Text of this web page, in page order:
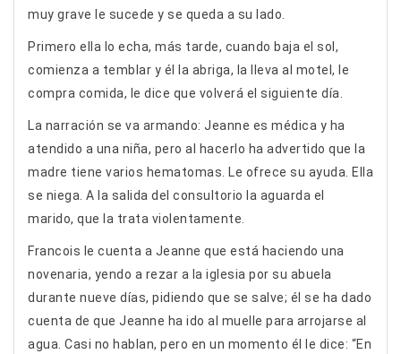
muy grave le sucede y se queda a su lado.
Primero ella lo echa, más tarde, cuando baja el sol,
comienza a temblar y él la abriga, la lleva al motel, le
compra comida, le dice que volverá el siguiente día.
La narración se va armando: Jeanne es médica y ha
atendido a una niña, pero al hacerlo ha advertido que la
madre tiene varios hematomas. Le ofrece su ayuda. Ella
se niega. A la salida del consultorio la aguarda el
marido, que la trata violentamente.
Francois le cuenta a Jeanne que está haciendo una
novenaria, yendo a rezar a la iglesia por su abuela
durante nueve días, pidiendo que se salve; él se ha dado
cuenta de que Jeanne ha ido al muelle para arrojarse al
agua. Casi no hablan, pero en un momento él le dice: “En